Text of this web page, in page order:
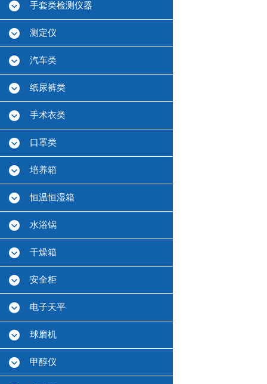
手套类检测仪器
测定仪
汽车类
纸尿裤类
手术衣类
口罩类
培养箱
恒温恒湿箱
水浴锅
干燥箱
安全柜
电子天平
球磨机
甲醇仪